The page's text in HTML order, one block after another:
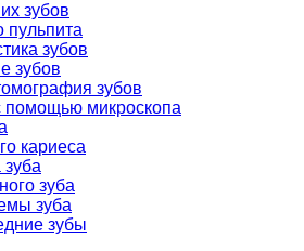
зубов
пульпита
зубов
зубов
зубов
помощью микроскопа
кариеса
зуба
зуба
зубы